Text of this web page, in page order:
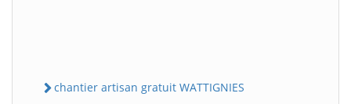
chantier artisan gratuit WATTIGNIES